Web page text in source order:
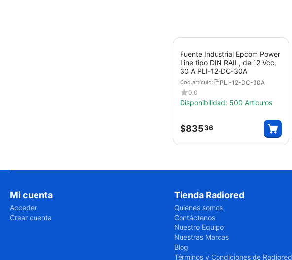
Fuente Industrial Epcom Power
Line tipo DIN RAIL, de 12 Vcc,
30 A PLI-12-DC-30A
Cod.artículo:
PLI-12-DC-30A
0.0
Disponibilidad: 500 Artículos
$83536
Mi cuenta
Acceder
Crear cuenta
Tienda Radiored
Quiénes somos
Contáctenos
Nuestro Equipo
Nuestras Marcas
Blog
Términos y Condiciones de Radiored